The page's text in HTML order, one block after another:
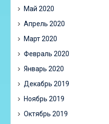
Май 2020
Апрель 2020
Март 2020
Февраль 2020
Январь 2020
Декабрь 2019
Ноябрь 2019
Октябрь 2019